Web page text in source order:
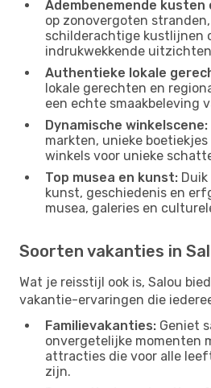
Adembenemende kusten
op zonovergoten
schilderachtige kustlijnen
indrukwekkende
Authentieke lokale
lokale gerechten en
een echte smaakbeleving
Dynamische winkelscene:
markten, unieke
winkels voor unieke
Top musea en kunst:
kunst, geschiedenis en
musea, galeries en
Soorten vakanties in
Wat je reisstijl ook is, Salou
vakantie-ervaringen die
Familievakanties: Geniet
onvergetelijke momenten
attracties die voor alle
zijn.